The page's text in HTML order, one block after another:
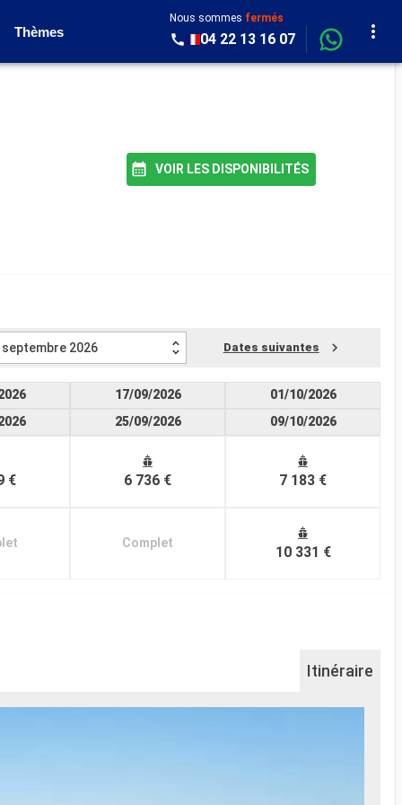
Thèmes
Nous sommes fermés
04 22 13 16 07
VOIR LES DISPONIBILITÉS
septembre 2026 Dates suivantes
€
17/09/2026
25/09/2026
6 736 €
Complet
01/10/2026
09/10/2026
7 183 €
10 331 €
Itinéraire